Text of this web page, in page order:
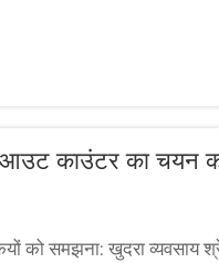
काउंटर का चयन
समझना: खुदरा व्यवसाय